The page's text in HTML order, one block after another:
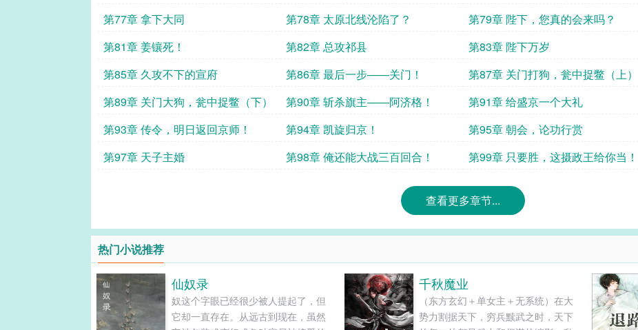
此！！！
吗？
第77章 拿下大同
第78章 太原北线沦陷了？ 第79章 陛下，您真的会来吗？
第81章 姜镶死！
第82章 总攻祁县 第83章 陛下万岁
第85章 久攻不下的宣府
第86章 最后一步——关门！ 第87章 关门打狗，瓮中捉鳖（上）
第89章 关门大狗，瓮中捉鳖（下）
第90章 斩杀旗主——阿济格！ 第91章 给盛京一个大礼
第93章 传令，明日返回京师！
第94章 凯旋归京！ 第95章 朝会，论功行赏
第97章 天子主婚
第98章 俺还能大战三百回合！ 第99章 只要胜，这摄政王给你当！
查看更多章节...
热门小说推荐
仙奴录
奴这个字眼已经很少被人提起了，但
它却一直存在。从远古到现在，虽然
千秋魔业
（东方玄幻＋单女主＋无系统）在大
势力割据天下，穷兵黩武之时，天下